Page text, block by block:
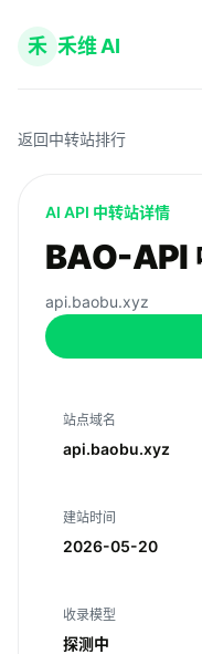
禾 禾维 AI
返回中转站排行
AI API 中转站详情
BAO-API
api.baobu.xyz
站点域名
api.baobu.xyz
建站时间
2026-05-20
收录模型
探测中